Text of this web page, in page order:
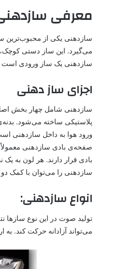
معرفی
سازدهنی یکی از محبوب‌ترین
می‌گیرد. این ساز دستی کوچک،
سازدهنی یک ساز ورودی است
اجزای ساز دهنی
سازدهنی شامل چهار بخش
پلاستیکی ساخته می‌شود.
ورود هوا به داخل سازدهنی
صفحه‌ی بادی سازدهنی
بادی قرار دارند. هر لون به
سازدهنی را می‌توان با کمک
انواع سازدهنی:
تولید صوت در این نوع سازها
می‌تواند آزادانه حرکت کند.